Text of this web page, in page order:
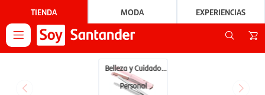
TIENDA MODA EXPERIENCIAS

Belleza y Cuidado
Personal